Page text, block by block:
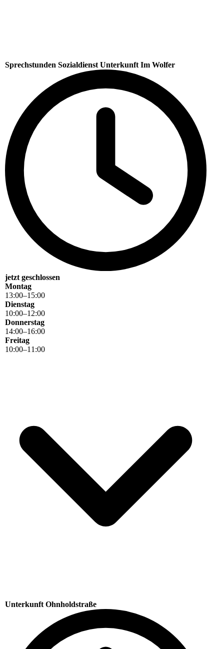
Sprechstunden Sozialdienst Unterkunft Im Wolfer
jetzt geschlossen
Montag
13:00–15:00
Dienstag
10:00–12:00
Donnerstag
14:00–16:00
Freitag
10:00–11 :00
Unterkunft Ohnholdstraße